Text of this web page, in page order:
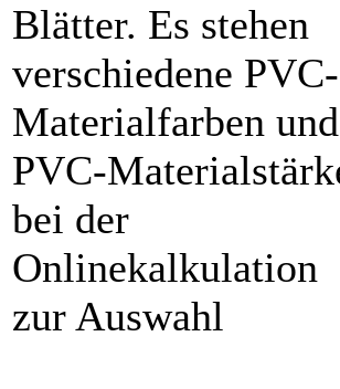
Blätter. Es stehen
verschiedene PVC-
Materialfarben und
PVC-
bei der
Onlinekalkulation
zur Auswahl